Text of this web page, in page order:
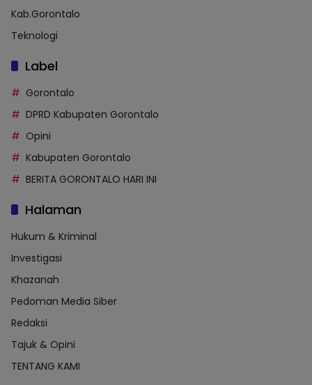
Kab.Gorontalo
Teknologi
Label
Gorontalo
DPRD Kabupaten Gorontalo
Opini
Kabupaten Gorontalo
BERITA GORONTALO HARI INI
Halaman
Hukum & Kriminal
Investigasi
Khazanah
Pedoman Media Siber
Redaksi
Tajuk & Opini
TENTANG KAMI